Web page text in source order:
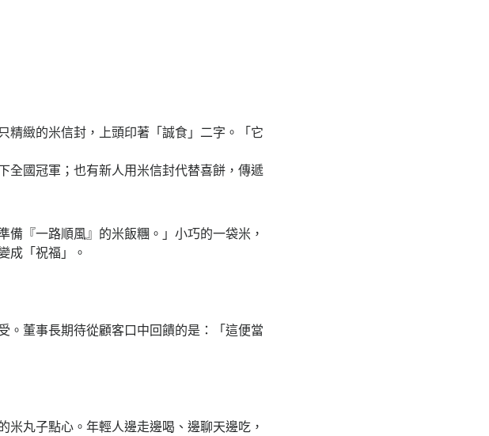
精緻的米信封，上頭印著「誠食」二字。「它
全國冠軍；也有新人用米信封代替喜餅，傳遞
備『一路順風』的米飯糰。」小巧的一袋米，
成「祝福」。
。董事長期待從顧客口中回饋的是：「這便當
丸子點心。年輕人邊走邊喝、邊聊天邊吃，